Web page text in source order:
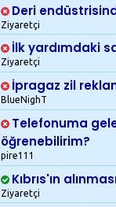
Deri
Ziyaretçi
İlk yardımdaki
Ziyaretçi
İpragaz zil
BlueNighT
Telefonuma
öğrenebilirim?
pire111
Kıbrıs'ın
Ziyaretçi